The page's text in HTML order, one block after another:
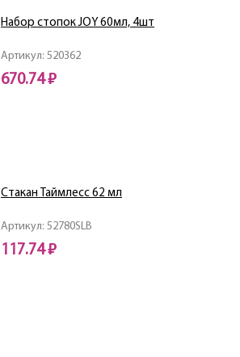
Артикул: 520362
Набор стопок JOY 60мл, 4шт
670.74 ₽
Артикул: 52780SLB
Стакан Таймлесс 62 мл
117.74 ₽